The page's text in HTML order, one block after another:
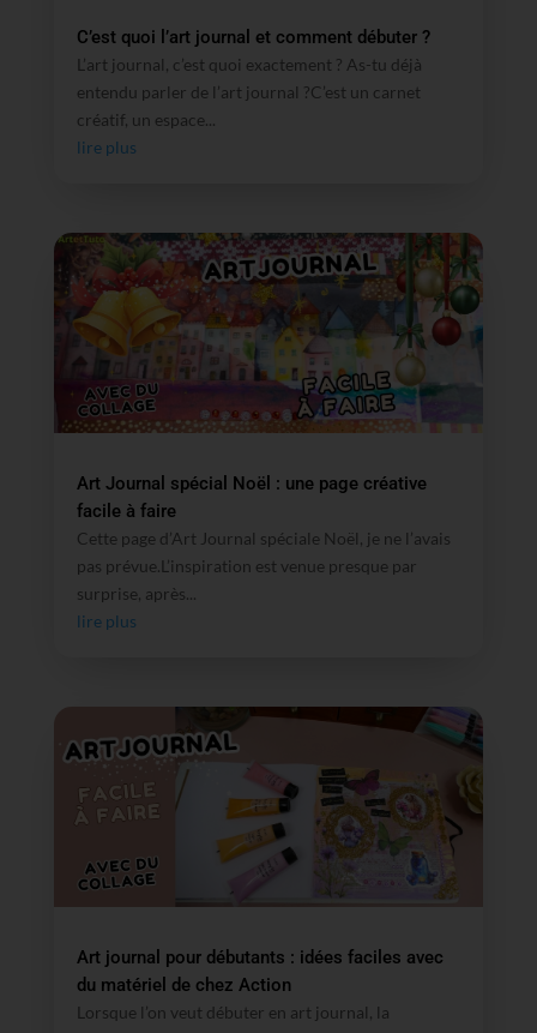
C’est quoi l’art journal et comment débuter ?
L’art journal, c’est quoi exactement ? As-tu déjà
entendu parler de l’art journal ?C’est un carnet
créatif, un espace...
lire plus
Art Journal spécial Noël : une page créative
facile à faire
Cette page d’Art Journal spéciale Noël, je ne l’avais
pas prévue.L’inspiration est venue presque par
surprise, après...
lire plus
Art journal pour débutants : idées faciles avec
du matériel de chez Action
Lorsque l’on veut débuter en art journal, la